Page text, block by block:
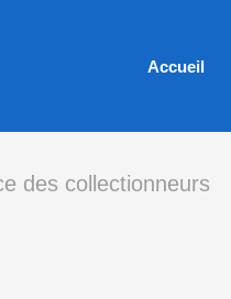
Accueil
des collectionneurs